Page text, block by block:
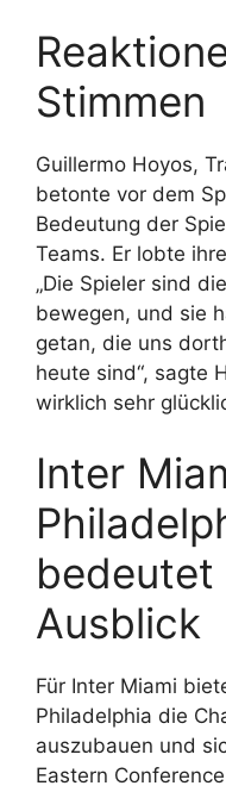
Stimmen
Guillermo Hoyos,
betonte vor dem
Bedeutung der
Teams. Er lobte
„Die Spieler sind
bewegen, und sie
getan, die uns
heute sind“, sagte
wirklich sehr
Inter
bedeutet
Ausblick
Für Inter Miami
Philadelphia die
auszubauen und
Eastern